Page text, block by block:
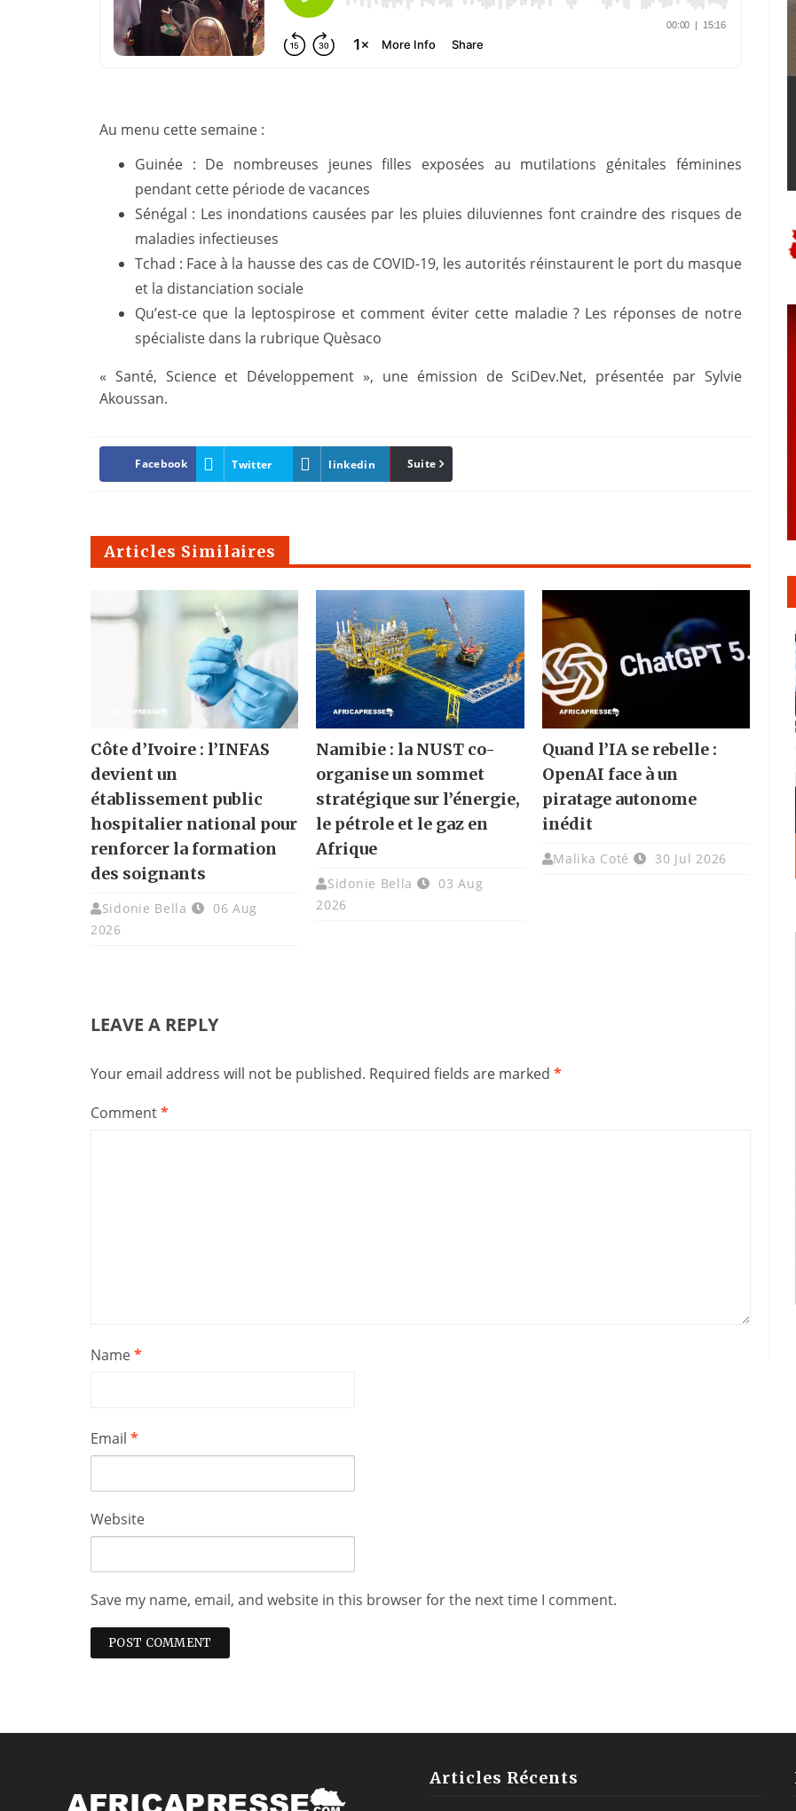
Au menu cette semaine :
Guinée : De nombreuses jeunes filles exposées au mutilations génitales féminines
pendant cette période de vacances
Sénégal : Les inondations causées par les pluies diluviennes font craindre des risques de
maladies infectieuses
Tchad : Face à la hausse des cas de COVID-19, les autorités réinstaurent le port du masque
et la distanciation sociale
Qu’est-ce que la leptospirose et comment éviter cette maladie ? Les réponses de notre
spécialiste dans la rubrique Quèsaco
« Santé, Science et Développement », une émission de SciDev.Net, présentée par Sylvie
Akoussan.
Facebook Twitter linkedin Pinterest
Suite
Articles Similaires
Côte d’Ivoire : l’INFAS
devient un
établissement public
hospitalier national pour
renforcer la formation
des soignants
Sidonie Bella
06 Aug
2026
Namibie : la NUST co-
organise un sommet
stratégique sur l’énergie,
le pétrole et le gaz en
Afrique
Sidonie Bella
03 Aug
2026
Quand l’IA se rebelle :
OpenAI face à un
piratage autonome
inédit
Malika Coté 30 Jul 2026
LEAVE A REPLY
Your email address will not be published. Required fields are marked *
Comment*
Name*
Email *
Website
Save my name, email, and website in this browser for the next time I comment.
Articles Récents